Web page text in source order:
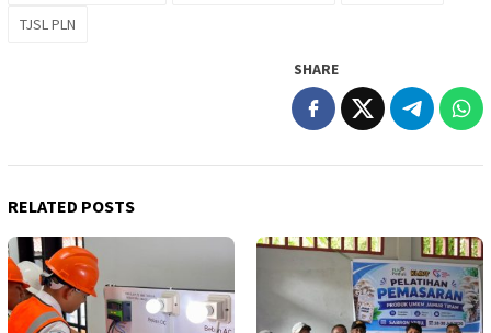
TJSL PLN
SHARE
RELATED POSTS